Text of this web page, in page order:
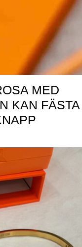
MED
KAN FÄSTA